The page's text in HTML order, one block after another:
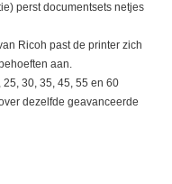
perst documentsets netjes
Ricoh past de printer zich
aan.
30, 35, 45, 55 en 60
dezelfde geavanceerde